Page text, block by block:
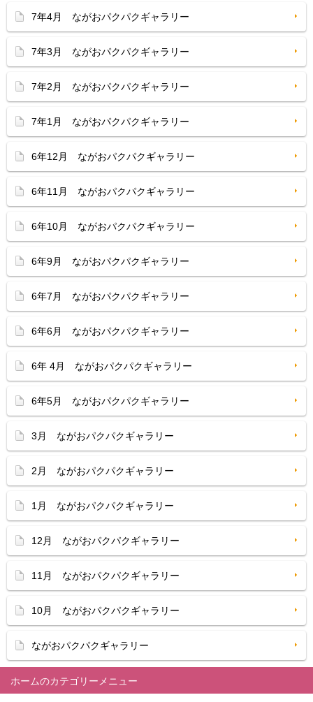
ホーム
7年4月 ながおパクパクギャラリー
7年3月 ながおパクパクギャラリー
7年2月 ながおパクパクギャラリー
7年1月 ながおパクパクギャラリー
6年12月 ながおパクパクギャラリー
6年11月 ながおパクパクギャラリー
6年10月 ながおパクパクギャラリー
6年9月 ながおパクパクギャラリー
6年7月 ながおパクパクギャラリー
6年6月 ながおパクパクギャラリー
6年 4月 ながおパクパクギャラリー
6年5月 ながおパクパクギャラリー
3月 ながおパクパクギャラリー
2月 ながおパクパクギャラリー
1月 ながおパクパクギャラリー
12月 ながおパクパクギャラリー
11月 ながおパクパクギャラリー
10月 ながおパクパクギャラリー
ながおパクパクギャラリー